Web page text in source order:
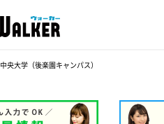
中央大学（後楽園キャンパス）